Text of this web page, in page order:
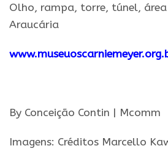
Olho, rampa, torre, túnel, área
Araucária
By Conceição Contin | Mcomm
Imagens: Créditos Marcello